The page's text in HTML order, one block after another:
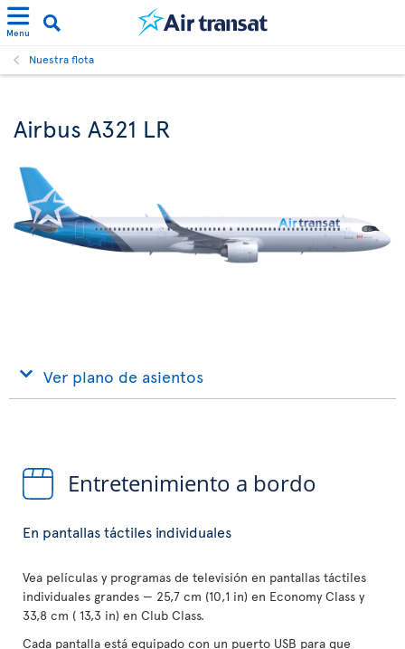
Menu
Nuestra flota
Airbus A321 LR
Ver plano de asientos
Entretenimiento a bordo
En pantallas táctiles individuales
Vea películas y programas de televisión en pantallas táctiles
individuales grandes — 25,7 cm (10,1 in) en Economy Class y
33,8 cm ( 13,3 in) en Club Class.
Cada pantalla está equipado con un puerto USB para que